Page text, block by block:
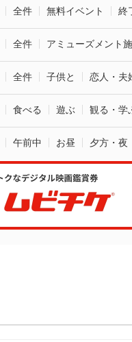
全件 無料イベント 終
全件 アミューズメント
全件 子供と 恋人・夫
食べる 遊ぶ 観る・学
午前中 お昼 夕方・夜